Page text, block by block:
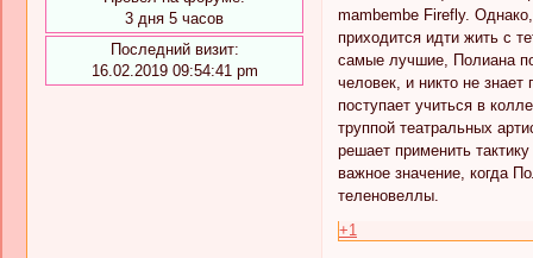
3 дня 5 часов
Последний визит:
16.02.2019 09:54:41 pm
mambembe Firefly.
приходится идти жить с
самые лучшие, Полиана
человек, и никто не
поступает учиться в
труппой театральных
решает применить
важное значение, когда
теленовеллы.
+1